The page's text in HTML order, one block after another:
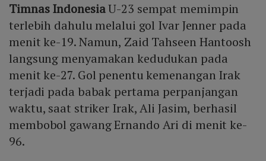
Timnas IndonesiaU-23 sempat memimpin
terlebih dahulu melalui gol Ivar Jenner pada
menit ke-19. Namun, Zaid Tahseen Hantoosh
langsung menyamakan kedudukan pada
menit ke-27. Gol penentu kemenangan Irak
terjadi pada babak pertama perpanjangan
waktu, saat striker Irak, Ali Jasim, berhasil
membobol gawang Ernando Ari di menit ke-
96.